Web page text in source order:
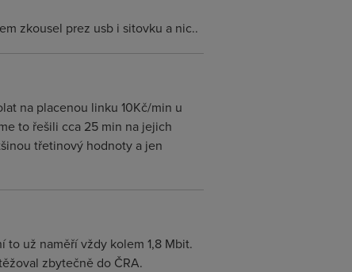
zkousel prez usb i sitovku a nic..
na placenou linku 10Kč/min u
to řešili cca 25 min na jejich
třetinový hodnoty a jen
to už naměří vždy kolem 1,8 Mbit.
zbytečně do ČRA.